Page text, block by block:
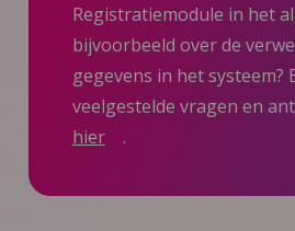
Registratiemodule in het
bijvoorbeeld over de
gegevens in het systeem?
veelgestelde vragen en
hier
.